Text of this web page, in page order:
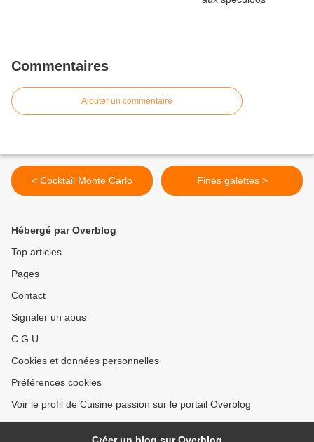
Commentaires
Ajouter un commentaire
< Cocktail Monte Carlo Fines galettes >
Hébergé par Overblog
Top articles
Pages
Contact
Signaler un abus
C.G.U.
Cookies et données personnelles
Préférences cookies
Voir le profil de Cuisine passion sur le portail Overblog